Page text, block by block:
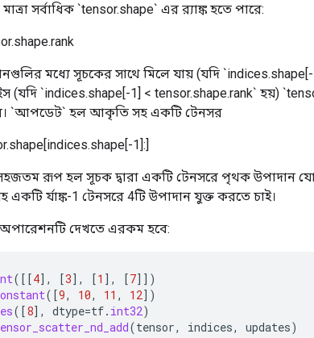
সর্বাধিক `tensor.shape` এর র‍্যাঙ্ক হতে পারে:
মধ্যে সূচকের সাথে মিলে যায় (যদি
(যদি `indices.shape[-1] < tensor.shape.rank` হয়)
`আপডেট` হল আকৃতি সহ একটি টেনসর
1]:]
রূপ হল সূচক দ্বারা একটি টেনসরে পৃথক উপাদান
র্যাঙ্ক-1 টেনসরে 4টি উপাদান যুক্ত করতে চাই।
অপারেশনটি দেখতে এরকম হবে:
( [[4] , [3] , [1 ] , [7]] )
( [9, 10, 11 , 12] )
( [8] , dtype=tf. int32)
(tensor, indices, updates)